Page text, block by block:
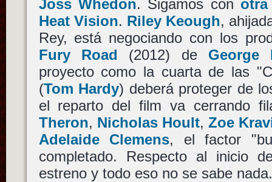
Joss Whedon. Sigamos con
Heat Vision. Riley Keough,
Rey, está negociando con los
Fury Road (2012) de George
proyecto como la cuarta de las
(Tom Hardy) deberá proteger de
el reparto del film va cerrando
Theron, Nicholas Hoult, Zoe
Adelaide Clemens, el factor
completado. Respecto al inicio
estreno y todo eso no se sabe nada.